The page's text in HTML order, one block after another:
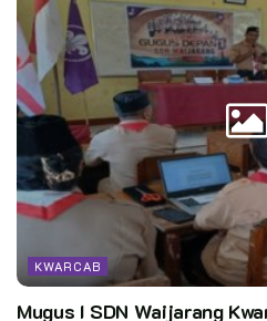
KWARCAB
Mugus I SDN Waijarang